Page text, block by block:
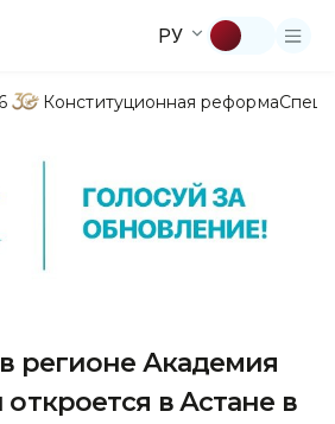
РУ
Конституционная реформа
регионе Академия
в Астане в